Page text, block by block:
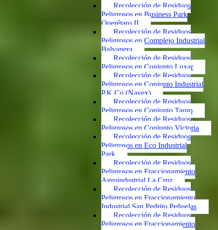
Recolección de Residuos
Peligrosos en Business Park
Querétaro II
Recolección de Residuos
Peligrosos en Complejo Industrial
Balvanera
Recolección de Residuos
Peligrosos en Conjunto Luxar
Recolección de Residuos
Peligrosos en Conjunto Industrial
P.K.Co (Navex)
Recolección de Residuos
Peligrosos en Conjunto Tauro
Recolección de Residuos
Peligrosos en Conjunto Victoria
Recolección de Residuos
Peligrosos en Eco Industrial
Park
Recolección de Residuos
Peligrosos en Fraccionamiento
Agroindustrial La Cruz
Recolección de Residuos
Peligrosos en Fraccionamiento
Industrial San Pedrito Peñuelas
Recolección de Residuos
Peligrosos en Fraccionamiento